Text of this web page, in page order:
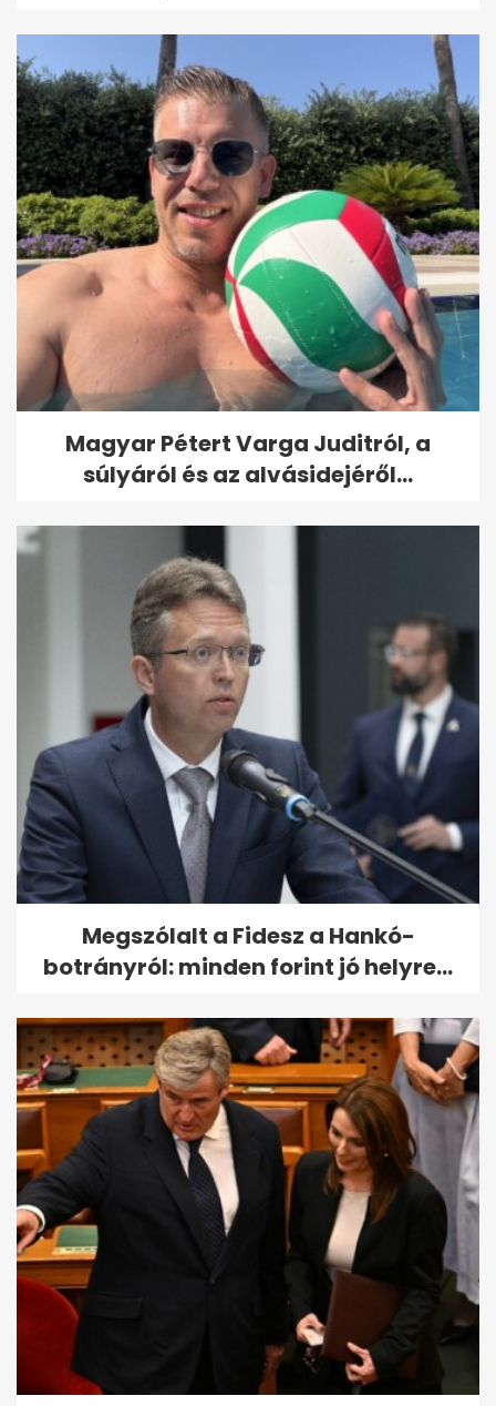
Magyar Pétert Varga Juditról, a
súlyáról és az alvásidejéről...
Megszólalt a Fidesz a Hankó-
botrányról: minden forint jó helyre...